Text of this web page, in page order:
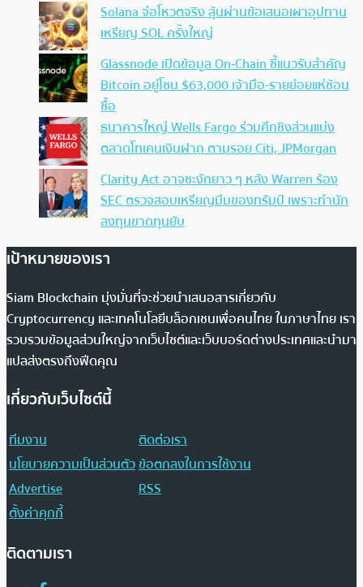
Solana จ่อโหวตจริง ลุ้นผ่านข้อเสนอเผาอุปทาน
เหรียญ SOL ครั้งใหญ่
Glassnode เปิดข้อมูล On-Chain ชี้แนวรับสำคัญ
Bitcoin อยู่โซน $63,000 เจ้ามือ-รายย่อยแห่ช้อน
ซื้อ
ธนาคารใหญ่ Wells Fargo ร่วมศึกชิงส่วนแบ่ง
ตลาดโทเคนเงินฝาก ตามรอย Citi, JPMorgan
Clarity Act อาจชะงักยาว ๆ หลัง Warren ร้อง
SEC ตรวจสอบเหรียญมีมของทรัมป์ เพราะทำนัก
ลงทุนขาดทุนยับ
เป้าหมายของเรา
Siam Blockchain มุ่งมั่นที่จะช่วยนำเสนอสารเกี่ยวกับ
Cryptocurrency และเทคโนโลยีบล็อกเชนเพื่อคนไทย ในภาษาไทย เรา
รวบรวมข้อมูลส่วนใหญ่จากเว็บไซต์และเว็บบอร์ดต่างประเทศและนำมา
แปลส่งตรงถึงฟีดคุณ
เกี่ยวกับเว็บไซต์นี้
ทีมงาน
ติดต่อเรา
นโยบายความเป็นส่วนตัวข้อตกลงในการใช้งาน
Advertise
RSS
ตั้งค่าคุกกี้
ติดตามเรา